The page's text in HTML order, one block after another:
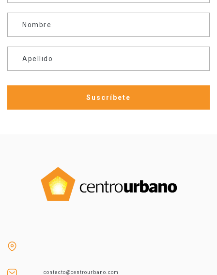
Nombre
Apellido
contacto@centrourbano.com